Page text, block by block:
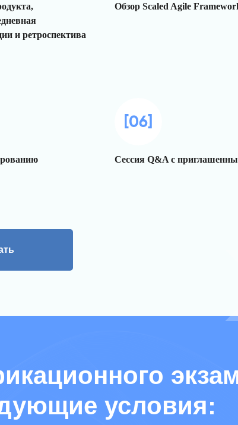
и ретроспектива
Обзор Scaled Agile
Сессия Q&A с
условия: